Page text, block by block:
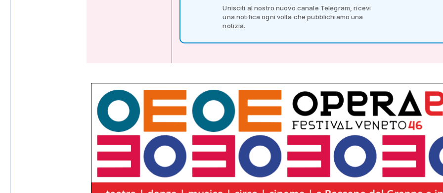
Unisciti al nostro nuovo canale Telegram, ricevi
una notifica ogni volta che pubblichiamo una
notizia.